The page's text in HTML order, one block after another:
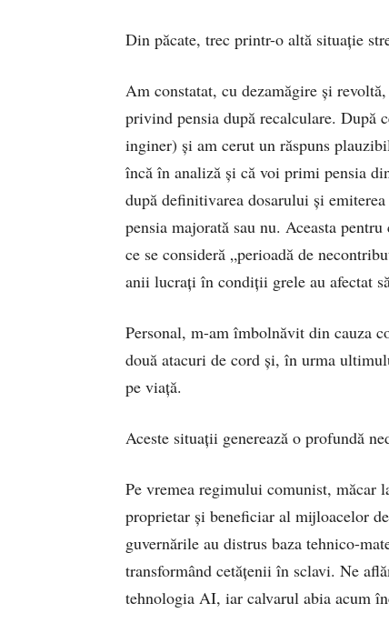
Din păcate, trec printr-o altă situație
Am constatat, cu dezamăgire și
privind pensia după recalculare. După
inginer) și am cerut un răspuns
încă în analiză și că voi primi pensia
după definitivarea dosarului și
pensia majorată sau nu. Aceasta
ce se consideră „perioadă de
anii lucrați în condiții grele au afectat
Personal, m-am îmbolnăvit din cauza
două atacuri de cord și, în urma
pe viață.
Aceste situații generează o profundă
Pe vremea regimului comunist,
proprietar și beneficiar al mijloacelor
guvernările au distrus baza tehnico-
transformând cetățenii în sclavi. Ne
tehnologia AI, iar calvarul abia acum